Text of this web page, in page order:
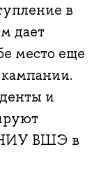
в
дает
место еще
и
НИУ ВШЭ в